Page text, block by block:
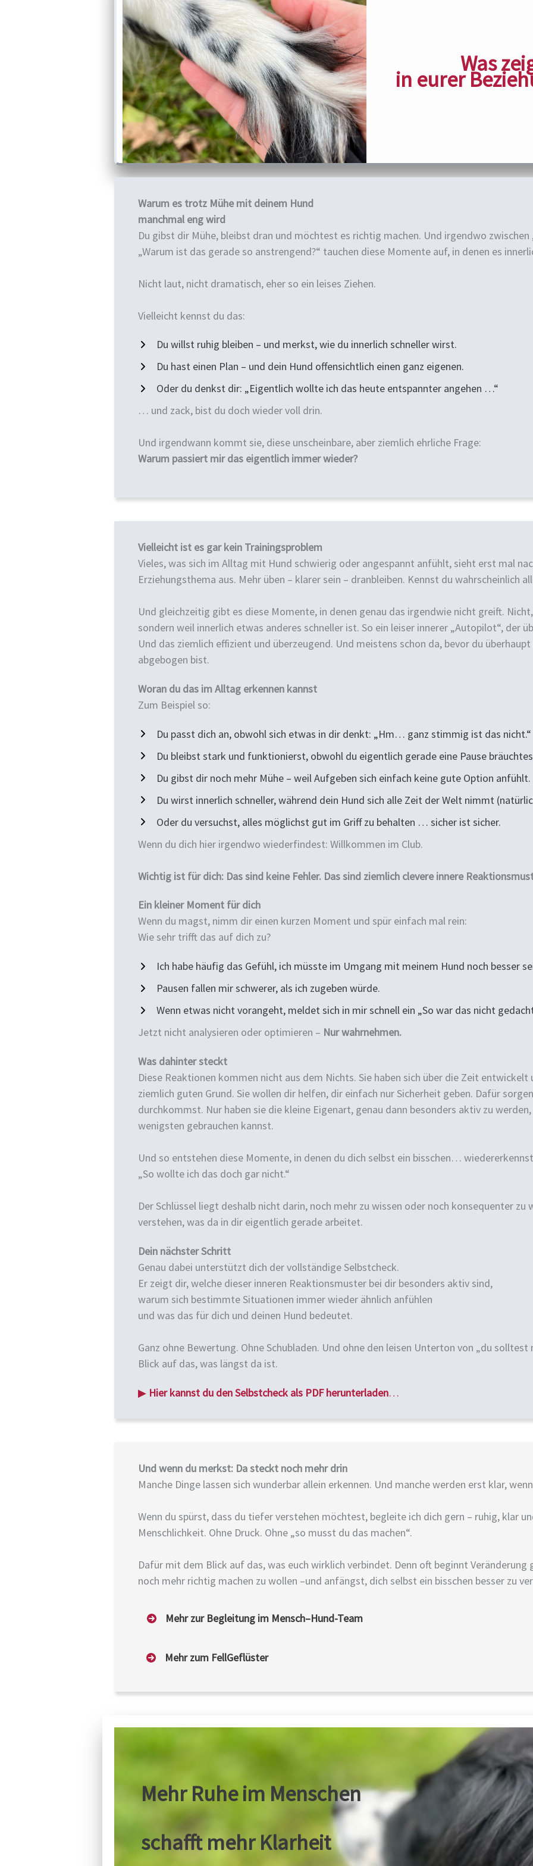
Was
in eurer
Warum es trotz Mühe mit deinem Hund
manchmal eng wird
Du gibst dir Mühe, bleibst dran und möchtest es richtig machen. Und irgendwo zwischen
„Warum ist das gerade so anstrengend?“ tauchen diese Momente auf, in denen es
Nicht laut, nicht dramatisch, eher so ein leises Ziehen.
Vielleicht kennst du das:
Du willst ruhig bleiben – und merkst, wie du innerlich schneller wirst.
Du hast einen Plan – und dein Hund offensichtlich einen ganz eigenen.
Oder du denkst dir: „Eigentlich wollte ich das heute entspannter angehen …“
… und zack, bist du doch wieder voll drin.
Und irgendwann kommt sie, diese unscheinbare, aber ziemlich ehrliche Frage:
Warum passiert mir das eigentlich immer wieder?
Vielleicht ist es gar kein Trainingsproblem
Vieles, was sich im Alltag mit Hund schwierig oder angespannt anfühlt, sieht erst mal
Erziehungsthema aus. Mehr üben – klarer sein – dranbleiben. Kennst du wahrscheinlich
Und gleichzeitig gibt es diese Momente, in denen genau das irgendwie nicht greift.
sondern weil innerlich etwas anderes schneller ist. So ein leiser innerer „Autopilot“, der
Und das ziemlich effizient und überzeugend. Und meistens schon da, bevor du
abgebogen bist.
Woran du das im Alltag erkennen kannst
Zum Beispiel so:
Du passt dich an, obwohl sich etwas in dir denkt: „Hm… ganz stimmig ist das nicht.“
Du bleibst stark und funktionierst, obwohl du eigentlich gerade eine Pause
Du gibst dir noch mehr Mühe – weil Aufgeben sich einfach keine gute Option anfühlt.
Du wirst innerlich schneller, während dein Hund sich alle Zeit der Welt nimmt
Oder du versuchst, alles möglichst gut im Griff zu behalten … sicher ist sicher.
Wenn du dich hier irgendwo wiederfindest: Willkommen im Club.
Wichtig ist für dich: Das sind keine Fehler. Das sind ziemlich clevere innere
Ein kleiner Moment für dich
Wenn du magst, nimm dir einen kurzen Moment und spür einfach mal rein:
Wie sehr trifft das auf dich zu?
Ich habe häufig das Gefühl, ich müsste im Umgang mit meinem Hund noch besser
Pausen fallen mir schwerer, als ich zugeben würde.
Wenn etwas nicht vorangeht, meldet sich in mir schnell ein „So war das nicht
Jetzt nicht analysieren oder optimieren – Nur wahrnehmen.
Was dahinter steckt
Diese Reaktionen kommen nicht aus dem Nichts. Sie haben sich über die Zeit entwickelt
ziemlich guten Grund. Sie wollen dir helfen, dir einfach nur Sicherheit geben. Dafür
durchkommst. Nur haben sie die kleine Eigenart, genau dann besonders aktiv zu
wenigsten gebrauchen kannst.
Und so entstehen diese Momente, in denen du dich selbst ein bisschen…
„So wollte ich das doch gar nicht.“
Der Schlüssel liegt deshalb nicht darin, noch mehr zu wissen oder noch konsequenter zu
verstehen, was da in dir eigentlich gerade arbeitet.
Dein nächster Schritt
Genau dabei unterstützt dich der vollständige Selbstcheck.
Er zeigt dir, welche dieser inneren Reaktionsmuster bei dir besonders aktiv sind,
warum sich bestimmte Situationen immer wieder ähnlich anfühlen
und was das für dich und deinen Hund bedeutet.
Ganz ohne Bewertung. Ohne Schubladen. Und ohne den leisen Unterton von „du
Blick auf das, was längst da ist.
▶ Hier kannst du den Selbstcheck als PDF herunterladen…
Und wenn du merkst: Da steckt noch mehr drin
Manche Dinge lassen sich wunderbar allein erkennen. Und manche werden erst klar,
Wenn du spürst, dass du tiefer verstehen möchtest, begleite ich dich gern – ruhig, klar
Menschlichkeit. Ohne Druck. Ohne „so musst du das machen“.
Dafür mit dem Blick auf das, was euch wirklich verbindet. Denn oft beginnt
noch mehr richtig machen zu wollen –und anfängst, dich selbst ein bisschen besser zu
Mehr zur Begleitung im Mensch–Hund-Team
Mehr zum FellGeflüster
Mehr Ruhe im Menschen
schafftmehr Klarheit